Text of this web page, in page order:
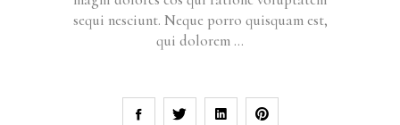
sequi nesciunt. Neque porro quisquam est,
qui dolorem